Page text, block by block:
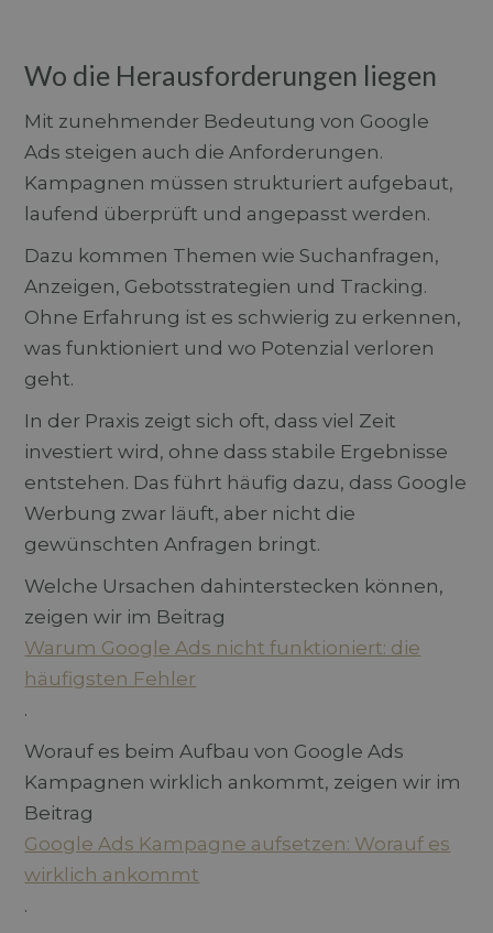
Wo die Herausforderungen liegen
Mit zunehmender Bedeutung von Google
Ads steigen auch die Anforderungen.
Kampagnen müssen strukturiert aufgebaut,
laufend überprüft und angepasst werden.
Dazu kommen Themen wie Suchanfragen,
Anzeigen, Gebotsstrategien und Tracking.
Ohne Erfahrung ist es schwierig zu erkennen,
was funktioniert und wo Potenzial verloren
geht.
In der Praxis zeigt sich oft, dass viel Zeit
investiert wird, ohne dass stabile Ergebnisse
entstehen. Das führt häufig dazu, dass Google
Werbung zwar läuft, aber nicht die
gewünschten Anfragen bringt.
Welche Ursachen dahinterstecken können,
zeigen wir im Beitrag
Warum Google Ads nicht funktioniert: die
häufigsten Fehler
.
Worauf es beim Aufbau von Google Ads
Kampagnen wirklich ankommt, zeigen wir im
Beitrag
Google Ads Kampagne aufsetzen: Worauf es
wirklich ankommt
.